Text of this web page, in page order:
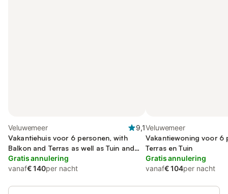
Veluwemeer
9,1
Vakantiehuis voor 6 personen, with
Balkon and Terras as well as Tuin and
Zwembad
Gratis annulering
vanaf€ 140per nacht
Veluwemeer
Vakantiewoning voor 6
Terras en Tuin
Gratis annulering
vanaf€ 104per nacht